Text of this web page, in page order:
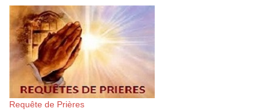
Requête de Prières